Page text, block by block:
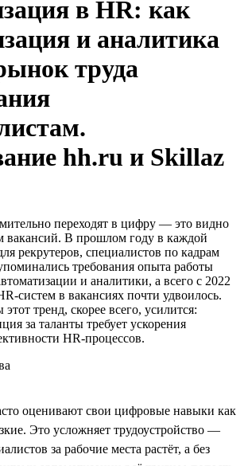
в HR: как
и аналитика
труда
hh.ru и Skillaz
переходят в цифру — это видно
вакансий. В прошлом году в каждой
рекрутеров, специалистов по кадрам
требования опыта работы
и аналитики, а всего с 2022
систем в вакансиях почти удвоилось.
тренд, скорее всего, усилится:
за таланты требует ускорения
HR-процессов.
оценивают свои цифровые навыки как
Это усложняет трудоустройство —
за рабочие места растёт, а без